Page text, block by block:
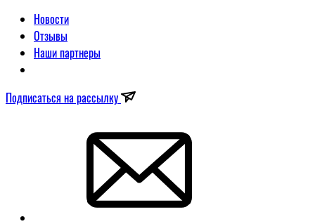
Новости
Отзывы
Наши партнеры
Подписаться на рассылку